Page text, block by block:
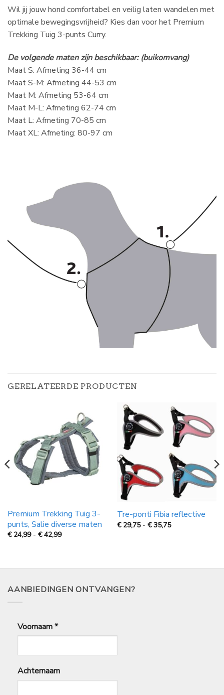
Wil jij jouw hond comfortabel en veilig laten wandelen met
optimale bewegingsvrijheid? Kies dan voor het Premium
Trekking Tuig 3-punts Curry.
De volgende maten zijn beschikbaar: (buikomvang)
Maat S: Afmeting 36-44 cm
Maat S-M: Afmeting 44-53 cm
Maat M: Afmeting 53-64 cm
Maat M-L: Afmeting 62-74 cm
Maat L: Afmeting 70-85 cm
Maat XL: Afmeting: 80-97 cm
GERELATEERDE PRODUCTEN
Premium Trekking Tuig 3-
punts, Salie diverse maten
€ 24,99 - €42,99Prijsklasse:
42,99
Tre-ponti Fibia reflective
€ 29,75 - €35,75Prijsklasse:
AANBIEDINGEN ONTVANGEN?
Voornaam*
Achternaam